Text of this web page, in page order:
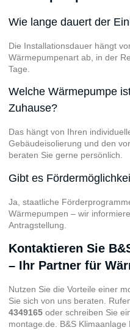
Wie lange dauert der
Die Installationsdauer hängt
Wärmepumpenart ab, in der
Tage.
Welche Wärmepumpe
Zuhause?
Das hängt von Ihren
Gebäudeisolierung und den
beraten Sie gerne persönlich.
Gibt es
Ja, staatliche
Wärmepumpen – wir
Antragstellung.
Kontaktieren Sie
– Ihr Partner für
Nutzen Sie die Vorteile einer
Sie sich von uns beraten.
4349165 oder schreiben Sie
montage.de. B&S